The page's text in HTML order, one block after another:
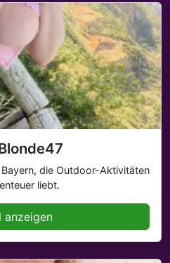
die Outdoor-Aktivitäten
liebt.
anzeigen